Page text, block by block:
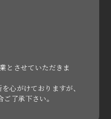
とさせていただきま
心がけておりますが、
了承下さい。